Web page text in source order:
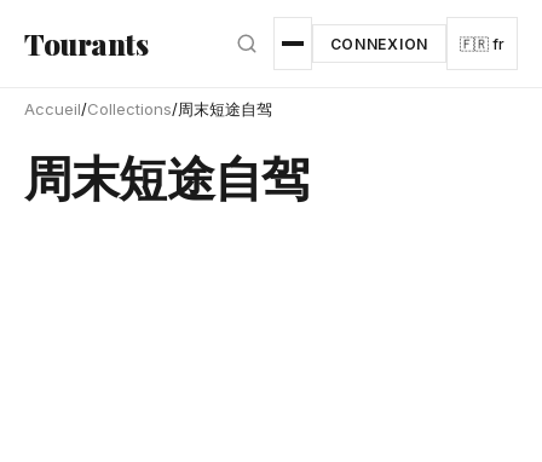
Tourants CONNEXION 🇫🇷 fr
Accueil/Collections/周末短途自驾
周末短途自驾